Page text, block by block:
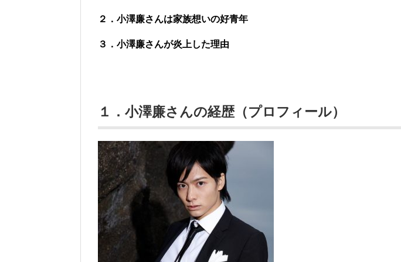
２．小澤廉さんは家族想いの好青年
３．小澤廉さんが炎上した理由
１．小澤廉さんの経歴（プロフィール）